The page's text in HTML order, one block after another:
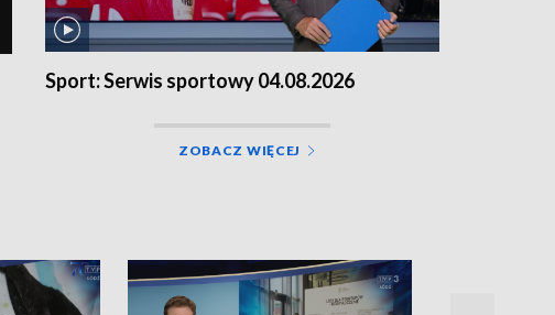
Sport: Serwis sportowy 04.08.2026
ZOBACZ WIĘCEJ